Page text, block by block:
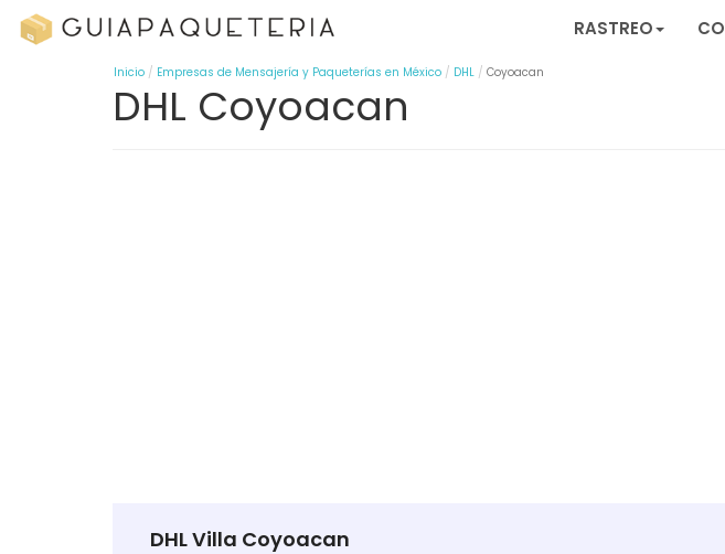
RASTREO
Inicio Empresas de Mensajería y Paqueterías en México DHL Coyoacan
DHL Coyoacan
DHL Villa Coyoacan